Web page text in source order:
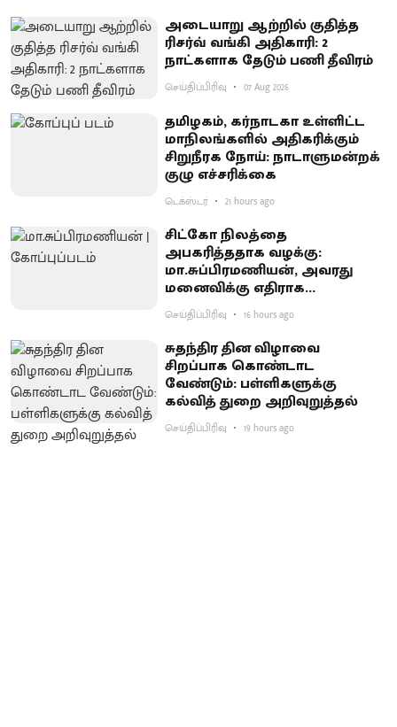
அடையாறு ஆற்றில் குதித்த
ரிசர்வ் வங்கி அதிகாரி: 2
நாட்களாக தேடும் பணி தீவிரம்
செய்திப்பிரிவு 07 Aug 2026
தமிழகம், கர்நாடகா உள்ளிட்ட
மாநிலங்களில் அதிகரிக்கும்
சிறுநீரக நோய்: நாடாளுமன்றக்
குழு எச்சரிக்கை
டெக்ஸ்டர் 21 hours ago
சிட்கோ நிலத்தை
அபகரித்ததாக வழக்கு:
மா.சுப்பிரமணியன், அவரது
மனைவிக்கு எதிராக
குற்றச்சாட்டு பதிவு
செய்திப்பிரிவு 16 hours ago
சுதந்திர தின விழாவை
சிறப்பாக கொண்டாட
வேண்டும்: பள்ளிகளுக்கு
கல்வித் துறை அறிவுறுத்தல்
செய்திப்பிரிவு 19 hours ago